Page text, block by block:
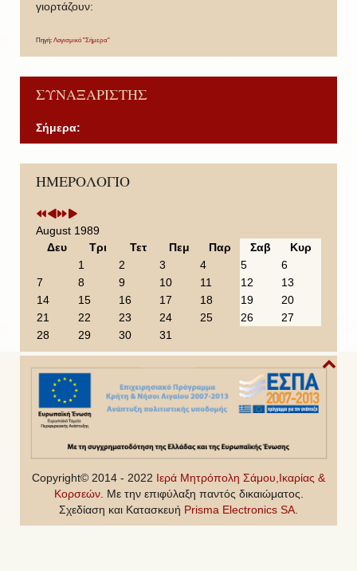
γιορτάζουν:
Πηγή: Λογισμικό "Σήμερα"
ΣΥΝΑΞΑΡΙΣΤΗΣ
Σήμερα:
ΗΜΕΡΟΛΟΓΙΟ
P
r
v
i
e
a
r
P
r
v
i
o
o
n
t
h
N
e
t
Y
e
N
e
t
M
August 1989
Δευ
Τρι Τετ Πεμ Παρ Σαβ
Κυρ
1
2 3 4 5
6
7
8 9 10 11 12
13
14
15 16 17 18 19
20
21
22 23 24 25 26
27
28
29 30 31
Copyright© 2014 - 2022 Ιερά Μητρόπολη Σάμου,Ικαρίας &
Κορσεών. Με την επιφύλαξη παντός δικαιώματος.
Σχεδίαση και Κατασκευή Prisma Electronics SA.